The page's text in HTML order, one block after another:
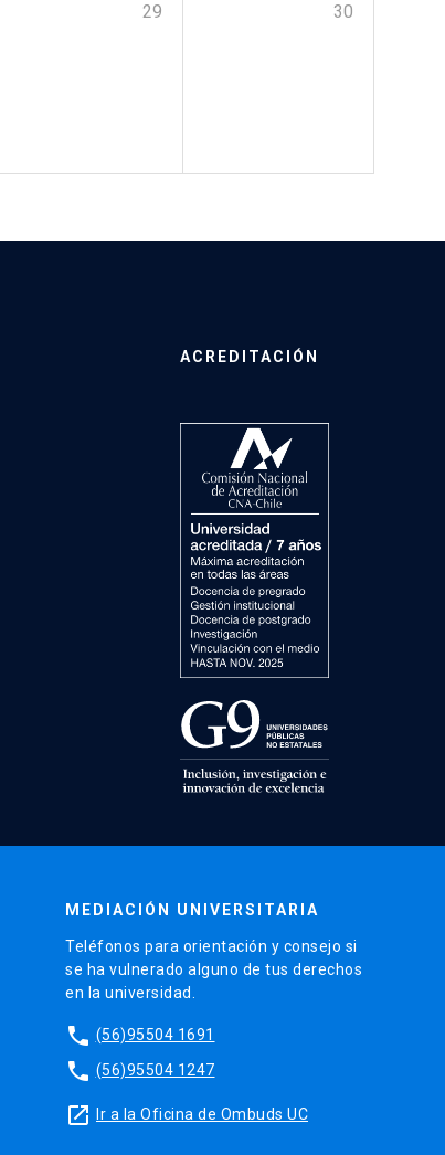
29 30
ACREDITACIÓN
MEDIACIÓN UNIVERSITARIA
Teléfonos para orientación y consejo si
se ha vulnerado alguno de tus derechos
en la universidad.
phone (56)95504 1691
phone (56)95504 1247
launch Ir a la Oficina de Ombuds UC